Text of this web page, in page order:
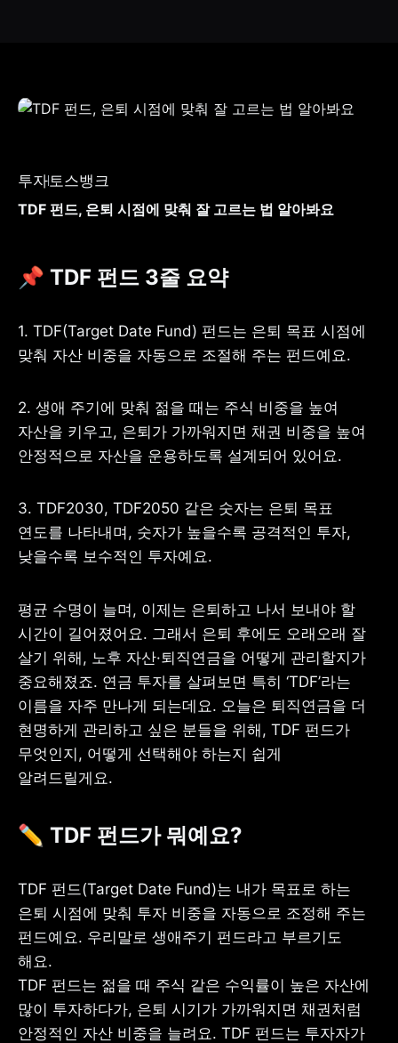
주소 : 06133 서울특별시 강남구
한국지식재산센터)
대표 : 이은미
전화 : 1661-7654(24시간 연중무휴)
이메일 : help@tossbank.com
처리방침
이용자유의사항
보호금융상품등록부
상품공시실
공지사항
외부채널
직원 고충 접수
투자 토스뱅크
TDF 펀드, 은퇴 시점에 맞춰 잘 고르는 법 알아봐요
📌 TDF 펀드 3줄 요약
1. TDF(Target Date Fund) 펀드는 은퇴 목표 시점에
맞춰 자산 비중을 자동으로 조절해 주는 펀드예요.
2. 생애 주기에 맞춰 젊을 때는 주식 비중을 높여
자산을 키우고, 은퇴가 가까워지면 채권 비중을 높여
안정적으로 자산을 운용하도록 설계되어 있어요.
3. TDF2030, TDF2050 같은 숫자는 은퇴 목표
연도를 나타내며, 숫자가 높을수록 공격적인 투자,
낮을수록 보수적인 투자예요.
평균 수명이 늘며, 이제는 은퇴하고 나서 보내야 할
시간이 길어졌어요. 그래서 은퇴 후에도 오래오래 잘
살기 위해, 노후 자산·퇴직연금을 어떻게 관리할지가
중요해졌죠. 연금 투자를 살펴보면 특히 ‘TDF’라는
이름을 자주 만나게 되는데요. 오늘은 퇴직연금을 더
현명하게 관리하고 싶은 분들을 위해, TDF 펀드가
무엇인지, 어떻게 선택해야 하는지 쉽게
알려드릴게요.
✏️ TDF 펀드가 뭐예요?
TDF 펀드(Target Date Fund)는 내가 목표로 하는
은퇴 시점에 맞춰 투자 비중을 자동으로 조정해 주는
펀드예요. 우리말로 생애주기 펀드라고 부르기도
해요.
TDF 펀드는 젊을 때 주식 같은 수익률이 높은 자산에
많이 투자하다가, 은퇴 시기가 가까워지면 채권처럼
안정적인 자산 비중을 늘려요. TDF 펀드는 투자자가